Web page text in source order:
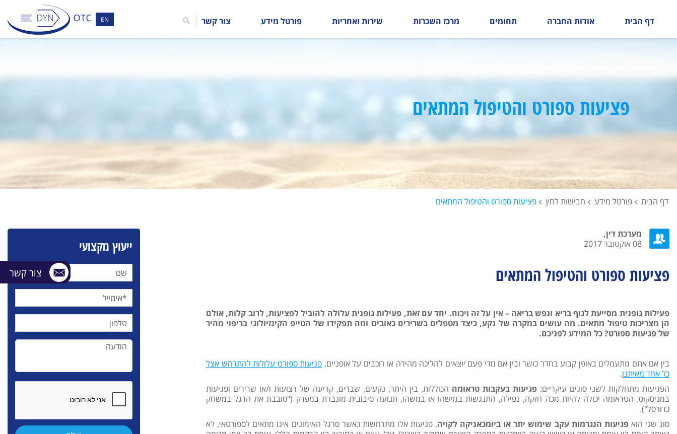
צור קשר
EN דף הבית אודות החברה תחומים מרכז השכרות שירות ואחריות פורטל מידע צור קשר
פציעות ספורט והטיפול המתאים
דף הבית פורטל מידע חבישות לחץ פציעות ספורט והטיפול המתאים
מערכת דין,
08 אוקטובר 2017
פציעות ספורט והטיפול המתאים
פעילות גופנית מסייעת לגוף בריא ונפש בריאה – אין על זה ויכוח. יחד עם זאת, פעילות גופנית עלולה להוביל לפציעות, לרוב קלות, אולם
הן מצריכות טיפול מתאים. מה עושים במקרה של נקע, כיצד מטפלים בשרירים כאובים ומה תפקידו של הטייפ הקינזיולוגי בריפוי מהיר
של פגיעות ספורט? כל המידע לפניכם.
בין אם אתם מתעמלים באופן קבוע בחדר כושר ובין אם מדי פעם יוצאים להליכה מהירה או רוכבים על אופניים, פגיעות ספורט עלולות להתרחש אצל
כל אחד מאיתנו.
הפגיעות מתחלקות לשני סוגים עיקריים: פגיעות בעקבות טראומה הכוללות, בין היתר, נקעים, שברים, קריעה של רצועות ו/או שרירים ופגיעות
במניסקוס. הטראומה יכולה להיות מכה חזקה, נפילה, התנגשות במישהו או במשהו, תנועה סיבובית מוגברת במפרק ("סובבת את הרגל במשחק
כדורסל").
סוג שני הואפגיעות הנגרמות עקב שימוש יתר או ביומכאניקה לקויה, פגיעות אלו מתרחשות כאשר סרגל האימונים אינו מתאים לספורטאי, לא
ייעוץ מקצועי